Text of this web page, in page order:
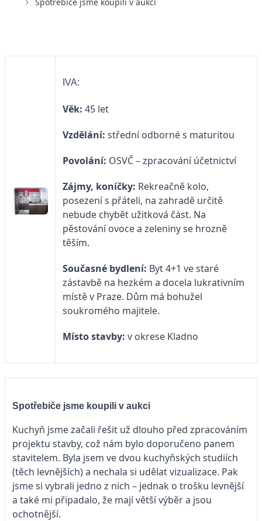
IVA:
Věk: 45 let
Vzdělání: střední odborné s maturitou
Povolání: OSVČ – zpracování účetnictví
Zájmy, koníčky: Rekreačně kolo,
posezení s přáteli, na zahradě určitě
nebude chybět užitková část. Na
pěstování ovoce a zeleniny se hrozně
těším.
Současné bydlení: Byt 4+1 ve staré
zástavbě na hezkém a docela lukrativním
místě v Praze. Dům má bohužel
soukromého majitele.
Místo stavby: v okrese Kladno
Spotřebiče jsme koupili v aukci
Kuchyň jsme začali řešit už dlouho před zpracováním
projektu stavby, což nám bylo doporučeno panem
stavitelem. Byla jsem ve dvou kuchyňských studiích
(těch levnějších) a nechala si udělat vizualizace. Pak
jsme si vybrali jedno z nich – jednak o trošku levnější
a také mi připadalo, že mají větší výběr a jsou
ochotnější.